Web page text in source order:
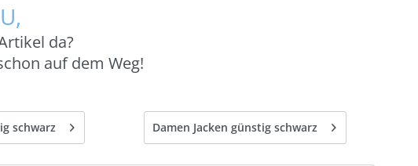
da?
auf dem Weg!
schwarz Damen Jacken günstig schwarz